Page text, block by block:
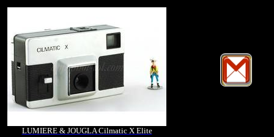
LUMIERE & JOUGLA Cilmatic X Elite